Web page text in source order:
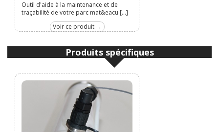
Outil d'aide à la maintenance et de
traçabilité de votre parc mat&eacu [...]
Voir ce produit →
Produits spécifiques